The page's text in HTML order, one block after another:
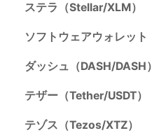
ステラ（Stellar/XLM）
ソフトウェアウォレット
ダッシュ（DASH/DASH）
テザー（Tether/USDT）
テゾス（Tezos/XTZ）